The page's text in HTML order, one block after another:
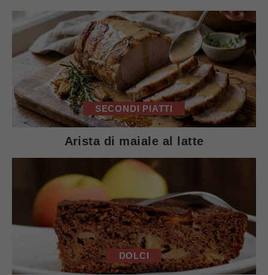
SECONDI PIATTI
Arista di maiale al latte
DOLCI